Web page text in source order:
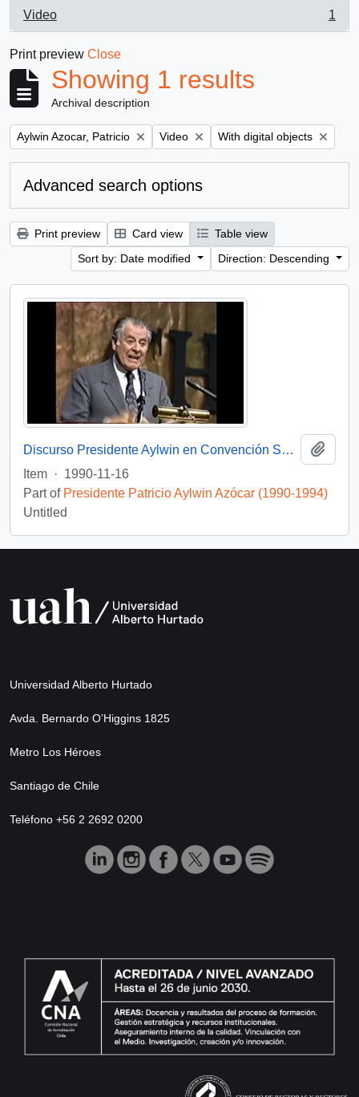
Video
, 1 results
1
Print preview Close
Showing 1 results
Archival description
Remove filter:
Aylwin Azocar, Patricio Remove filter:
Video Remove filter:
With digital objects
Advanced search options
Print preview Card view
Table view
Sort by: Date modified
Direction: Descending
Discurso Presidente Aylwin en Convención Santiago: Video
Item · 1990-11-16
Part of Presidente Patricio Aylwin Azócar (1990-1994)
Untitled
Universidad Alberto Hurtado
Avda. Bernardo O’Higgins 1825
Metro Los Héroes
Santiago de Chile
Teléfono +56 2 2692 0200